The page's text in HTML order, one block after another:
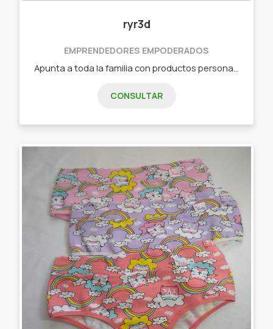
ryr3d
EMPRENDEDORES EMPODERADOS
CONSULTAR